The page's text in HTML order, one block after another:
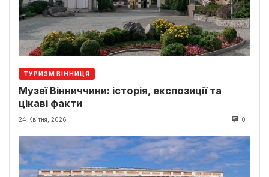
ТУРИЗМ ВІННИЦЯ
Музеї Вінниччини: історія, експозиції та
цікаві факти
24 Квітня, 2026 0